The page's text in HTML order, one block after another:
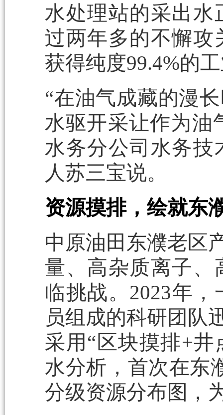
水处理站的采出水
过两年多的不懈攻
获得纯度99.4%的
“在油气成藏的漫
水驱开采让作为油
水务分公司水务技
人苏三宝说。
资源摸排，绘就东
中原油田东濮老区
量、高杂质离子、
临挑战。2023年
员组成的科研团队
采用“区块摸排+
水分析，首次在东
分级资源分布图，